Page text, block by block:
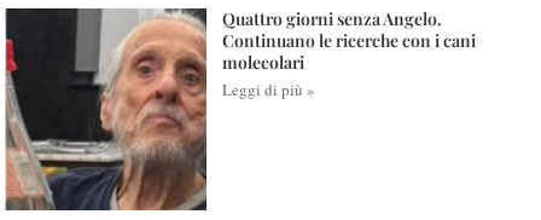
Quattro giorni senza Angelo.
Continuano le ricerche con i cani
molecolari
Leggi di più »